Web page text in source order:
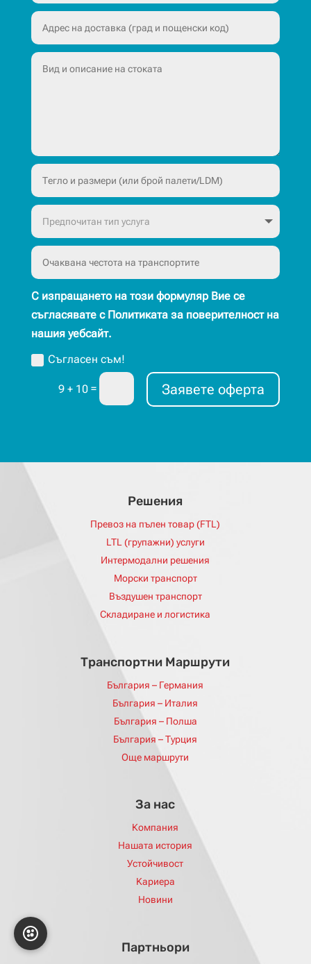
С изпращането на този формуляр Вие се
съгласявате с Политиката за поверителност на
нашия уебсайт.
Съгласен съм!
9 + 10 = Заявете оферта
Решения
Превоз на пълен товар (FTL)
LTL (групажни) услуги
Интермодални решения
Морски транспорт
Въздушен транспорт
Складиране и логистика
Tранспортни Mаршрути
България – Германия
България – Италия
България – Полша
България – Турция
Още маршрути
За нас
Компания
Нашата история
Устойчивост
Kариера
Новини
Партньори